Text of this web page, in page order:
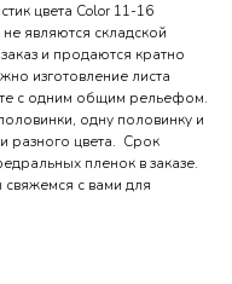
цвета Color 11-16
являются складской
и продаются кратно
изготовление листа
с одним общим рельефом.
одну половинку и
разного цвета. Срок
пленок в заказе.
с вами для